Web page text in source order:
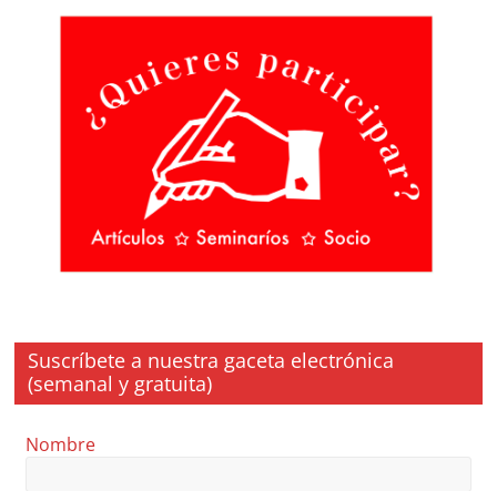
Suscríbete a nuestra gaceta electrónica
(semanal y gratuita)
Nombre